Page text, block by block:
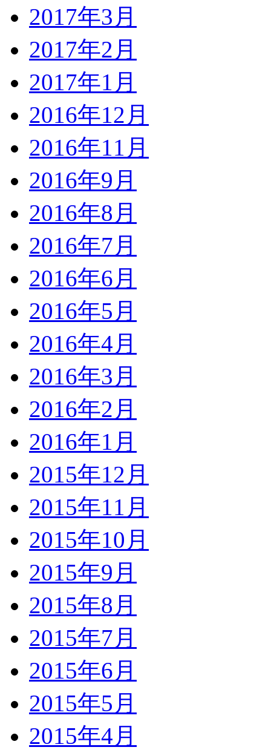
2017年3月
2017年2月
2017年1月
2016年12月
2016年11月
2016年9月
2016年8月
2016年7月
2016年6月
2016年5月
2016年4月
2016年3月
2016年2月
2016年1月
2015年12月
2015年11月
2015年10月
2015年9月
2015年8月
2015年7月
2015年6月
2015年5月
2015年4月